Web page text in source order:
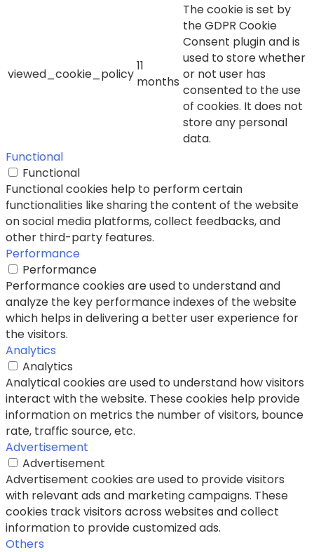
viewed_cookie_policy
11
months
The cookie is set by
the GDPR Cookie
Consent plugin and is
used to store whether
or not user has
consented to the use
of cookies. It does not
store any personal
data.
Functional
Functional
Functional cookies help to perform certain
functionalities like sharing the content of the website
on social media platforms, collect feedbacks, and
other third-party features.
Performance
Performance
Performance cookies are used to understand and
analyze the key performance indexes of the website
which helps in delivering a better user experience for
the visitors.
Analytics
Analytics
Analytical cookies are used to understand how visitors
interact with the website. These cookies help provide
information on metrics the number of visitors, bounce
rate, traffic source, etc.
Advertisement
Advertisement
Advertisement cookies are used to provide visitors
with relevant ads and marketing campaigns. These
cookies track visitors across websites and collect
information to provide customized ads.
Others